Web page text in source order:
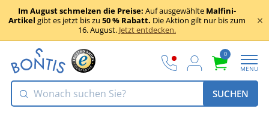
Im August schmelzen die Preise: Auf ausgewählte Malfini-
Artikel gibt es jetzt bis zu 50 % Rabatt. Die Aktion gilt nur bis zum
16. August. Jetzt entdecken.
0
MENU
SUCHEN